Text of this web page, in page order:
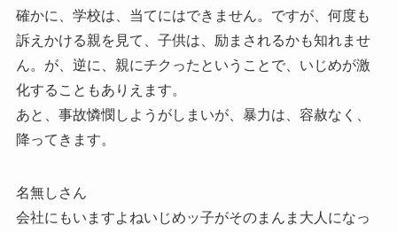
確かに、学校は、当てにはできません。ですが、何度も
訴えかける親を見て、子供は、励まされるかも知れませ
ん。が、逆に、親にチクったということで、いじめが激
化することもありえます。
あと、事故憐憫しようがしまいが、暴力は、容赦なく、
降ってきます。
名無しさん
会社にもいますよねいじめッ子がそのまんま大人になっ